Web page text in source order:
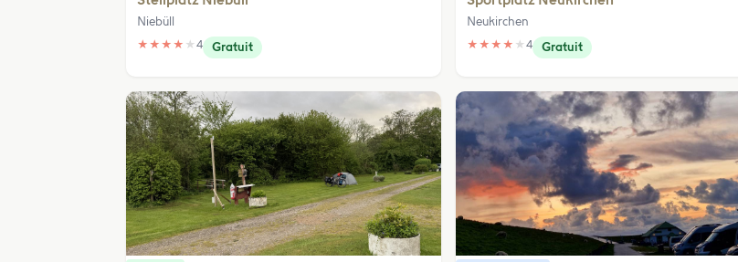
Niebüll
★ ★ ★ ★ ★ 4 Gratuit
Neukirchen
★ ★ ★ ★ ★4 Gratuit